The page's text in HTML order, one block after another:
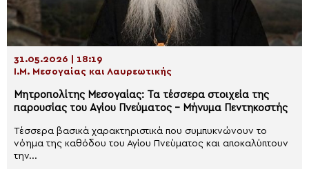
31.05.2026 | 18:19
Ι.Μ. Μεσογαίας και Λαυρεωτικής
Μητροπολίτης Μεσογαίας: Τα τέσσερα στοιχεία της
παρουσίας του Αγίου Πνεύματος – Μήνυμα Πεντηκοστής
Τέσσερα βασικά χαρακτηριστικά που συμπυκνώνουν το
νόημα της καθόδου του Αγίου Πνεύματος και αποκαλύπτουν
την...